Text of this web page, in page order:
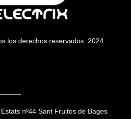
los derechos reservados. 2024
nº44 Sant Fruitos de Bages